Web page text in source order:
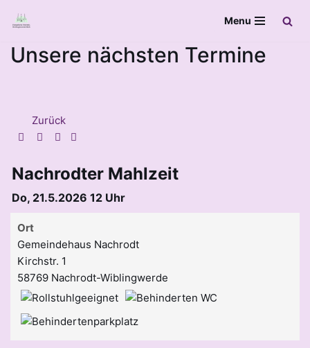
Inhalt
Menu
Unsere nächsten Termine
Zurück
Nachrodter Mahlzeit
Do, 21.5.2026 12 Uhr
Ort
Gemeindehaus Nachrodt
Kirchstr. 1
58769 Nachrodt-Wiblingwerde